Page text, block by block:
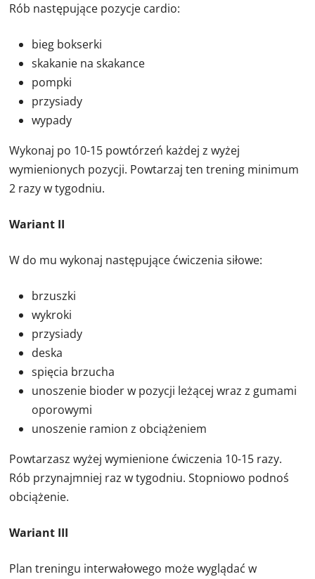
Rób następujące pozycje cardio:
bieg bokserki
skakanie na skakance
pompki
przysiady
wypady
Wykonaj po 10-15 powtórzeń każdej z wyżej
wymienionych pozycji. Powtarzaj ten trening minimum
2 razy w tygodniu.
Wariant II
W do mu wykonaj następujące ćwiczenia siłowe:
brzuszki
wykroki
przysiady
deska
spięcia brzucha
unoszenie bioder w pozycji leżącej wraz z gumami
oporowymi
unoszenie ramion z obciążeniem
Powtarzasz wyżej wymienione ćwiczenia 10-15 razy.
Rób przynajmniej raz w tygodniu. Stopniowo podnoś
obciążenie.
Wariant III
Plan treningu interwałowego może wyglądać w